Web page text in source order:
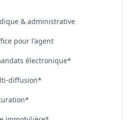
& administrative
pour l'agent
électronique*
diffusion*